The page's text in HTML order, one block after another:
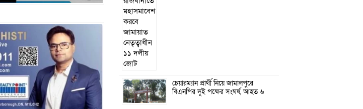
চেয়ারম্যান প্রার্থী নিয়ে জামালপুরে
বিএনপির দুই পক্ষের সংঘর্ষ, আহত ৬